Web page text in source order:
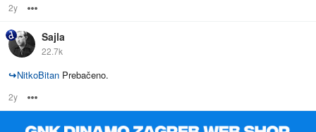
2y
Sajla
22.7k
↪NitkoBitan Prebačeno.
2y